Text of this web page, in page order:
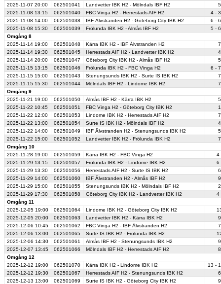
2025-11-07 20:00 062501041 Landvetter IBK H2 - Mölndals IBF H2
2025-11-08 13:15 062501040 FBC Vinga H2 - Herrestads AIF H2
4 -
2025-11-08 14:00 062501038 IBF Älvstranden H2 - Göteborg City IBK H2
6 -
2025-11-08 15:30 062501039 Frölunda IBK H2 - Almås IBF H2
5 -
Omgång 8
2025-11-14 19:00 062501048 Kärra IBK H2 - IBF Älvstranden H2
2025-11-14 19:30 062501045 Herrestads AIF H2 - Landvetter IBK H2
2025-11-14 20:00 062501047 Göteborg City IBK H2 - Almås IBF H2
2025-11-15 13:15 062501046 Frölunda IBK H2 - FBC Vinga H2
6 -
2025-11-15 15:00 062501043 Stenungsunds IBK H2 - Surte IS IBK H2
2025-11-15 15:30 062501044 Mölndals IBF H2 - Lindome IBK H2
Omgång 9
2025-11-21 19:00 062501050 Almås IBF H2 - Kärra IBK H2
2025-11-22 10:45 062501051 FBC Vinga H2 - Göteborg City IBK H2
2025-11-22 12:00 062501053 Lindome IBK H2 - Herrestads AIF H2
2025-11-22 13:00 062501054 Surte IS IBK H2 - Mölndals IBF H2
2025-11-22 14:00 062501049 IBF Älvstranden H2 - Stenungsunds IBK H2
2025-11-22 15:00 062501052 Landvetter IBK H2 - Frölunda IBK H2
Omgång 10
2025-11-28 19:00 062501059 Kärra IBK H2 - FBC Vinga H2
4
2025-11-29 13:15 062501057 Frölunda IBK H2 - Lindome IBK H2
6
2025-11-29 13:30 062501056 Herrestads AIF H2 - Surte IS IBK H2
2025-11-29 14:00 062501060 IBF Älvstranden H2 - Almås IBF H2
2025-11-29 15:00 062501055 Stenungsunds IBK H2 - Mölndals IBF H2
2025-11-29 17:30 062501058 Göteborg City IBK H2 - Landvetter IBK H2
4
Omgång 11
2025-12-05 19:00 062501064 Lindome IBK H2 - Göteborg City IBK H2
2025-12-05 20:00 062501063 Landvetter IBK H2 - Kärra IBK H2
2025-12-06 10:45 062501062 FBC Vinga H2 - IBF Älvstranden H2
2025-12-06 13:00 062501065 Surte IS IBK H2 - Frölunda IBK H2
2025-12-06 14:30 062501061 Almås IBF H2 - Stenungsunds IBK H2
2025-12-07 13:45 062501066 Mölndals IBF H2 - Herrestads AIF H2
Omgång 12
2025-12-12 19:00 062501070 Kärra IBK H2 - Lindome IBK H2
13 -
2025-12-12 19:30 062501067 Herrestads AIF H2 - Stenungsunds IBK H2
2025-12-13 13:00 062501069 Surte IS IBK H2 - Göteborg City IBK H2